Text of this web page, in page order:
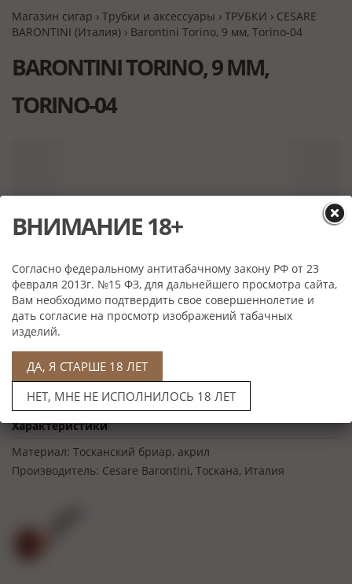
Магазин сигар › Трубки и аксессуары › ТРУБКИ › CESARE
BARONTINI (Италия) › Barontini Torino, 9 мм, Torino-04
BARONTINI TORINO, 9 ММ,
TORINO-04
Нет в наличии
Характеристики
Материал: Тосканский бриар, акрил
Производитель: Cesare Barontini, Тоскана, Италия
ВНИМАНИЕ 18+
Согласно федеральному антитабачному закону РФ от 23
февраля 2013г. №15 ФЗ, для дальнейшего просмотра сайта,
Вам необходимо подтвердить свое совершеннолетие и
дать согласие на просмотр изображений табачных
изделий.
ДА, Я СТАРШЕ 18 ЛЕТ
НЕТ, МНЕ НЕ ИСПОЛНИЛОСЬ 18 ЛЕТ